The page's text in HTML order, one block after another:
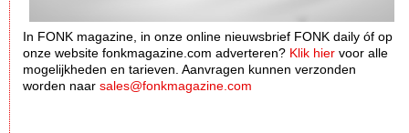
In FONK magazine, in onze online nieuwsbrief FONK daily óf op
onze website fonkmagazine.com adverteren? Klik hier voor alle
mogelijkheden en tarieven. Aanvragen kunnen verzonden
worden naar sales@fonkmagazine.com